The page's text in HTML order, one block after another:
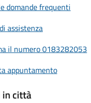
domande frequenti
assistenza
il numero 0183282053
appuntamento
città